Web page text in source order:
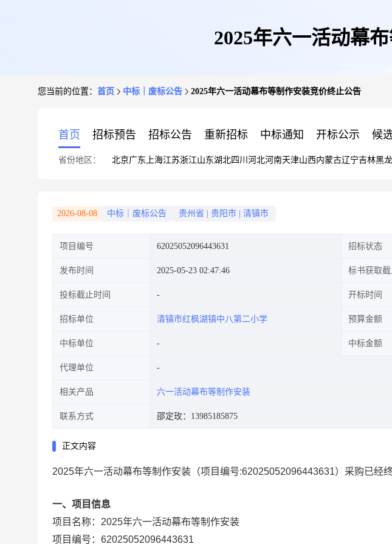
2025年六一活动幕
您当前的位置： 首页 中标｜废标公告 2025年六一活动幕布等制作安装竞价终止公告
首页 招标预告 招标公告 重新招标 中标通知 开标公示 候
省份地区： 北京广东 上海江苏浙江山东湖北四川 河北河南天津山西内蒙古辽宁吉林黑
2026-08-08 中标｜废标公告 贵州省 贵阳市 清镇市
项目编号 62025052096443631 招标状态
发布时间 2025-05-23 02:47:46 标书获取截
投标截止时间 开标时间
招标单位 清镇市红枫湖镇中八第二小学 预算金额
中标单位 中标金额
代理单位
相关产品 六一活动幕布等制作安装
联系方式 邵定玫：13985185875
正文内容
2025年六一活动幕布等制作安装 （项目编号:62025052096443631）采购已经
一、项目信息
项目名称： 2025年六一活动幕布等制作安装
项目编号： 62025052096443631